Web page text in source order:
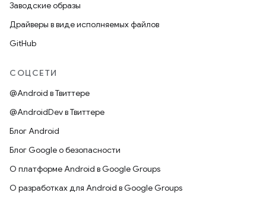
Заводские образы
Драйверы в виде исполняемых файлов
GitHub
СОЦСЕТИ
@Android в Твиттере
@AndroidDev в Твиттере
Блог Android
Блог Google о безопасности
О платформе Android в Google Groups
О разработках для Android в Google Groups